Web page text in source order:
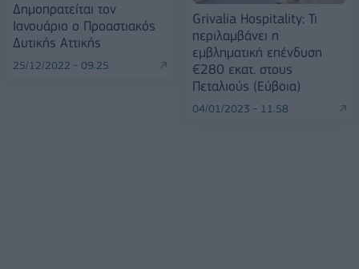
Δημοπρατείται τον
Ιανουάριο ο Προαστιακός
Δυτικής Αττικής
25/12/2022 - 09:25
Grivalia Hospitality: Τι
περιλαμβάνει η
εμβληματική επένδυση
€280 εκατ. στους
Πεταλιούς (Εύβοια)
04/01/2023 - 11:58